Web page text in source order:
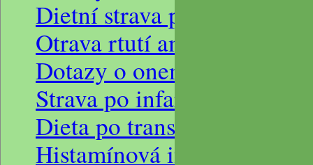
Dietní strava při zánětu
Otrava rtutí amalgámem
Dotazy o onemocnění
Strava po infarktu
Dieta po transplantaci
Histamínová intolerance